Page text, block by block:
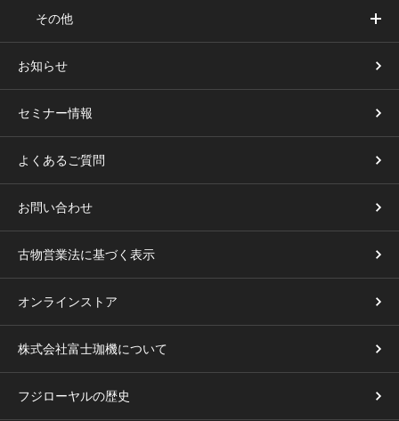
その他
お知らせ
セミナー情報
よくあるご質問
お問い合わせ
古物営業法に基づく表示
オンラインストア
株式会社富士珈機について
フジローヤルの歴史